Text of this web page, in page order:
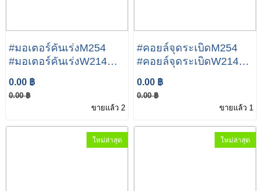
#มอเตอร์คันเร่งM254
#มอเตอร์คันเร่งW214
A254 141 02 00
Mercedes-Benz E Class
E300 E350e
0.00 ฿
0.00 ฿
ขายแล้ว 2
#คอยล์จุดระเบิดM254
#คอยล์จุดระเบิดW214
Mercedes-Benz E Class
E300 E350e A254 906
04 00
0.00 ฿
0.00 ฿
ขายแล้ว 1
ใหม่ล่าสุด ใหม่ล่าสุด